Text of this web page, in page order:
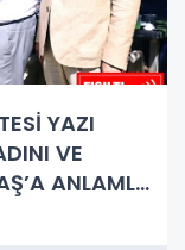
YAZI
VE
ANLAMLI